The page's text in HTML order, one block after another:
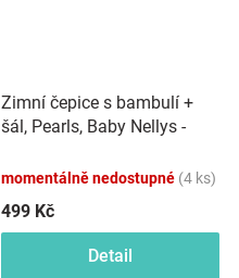
Zimní čepice s bambulí +
šál, Pearls, Baby Nellys -
momentálně nedostupné (4 ks)
499 Kč
Detail